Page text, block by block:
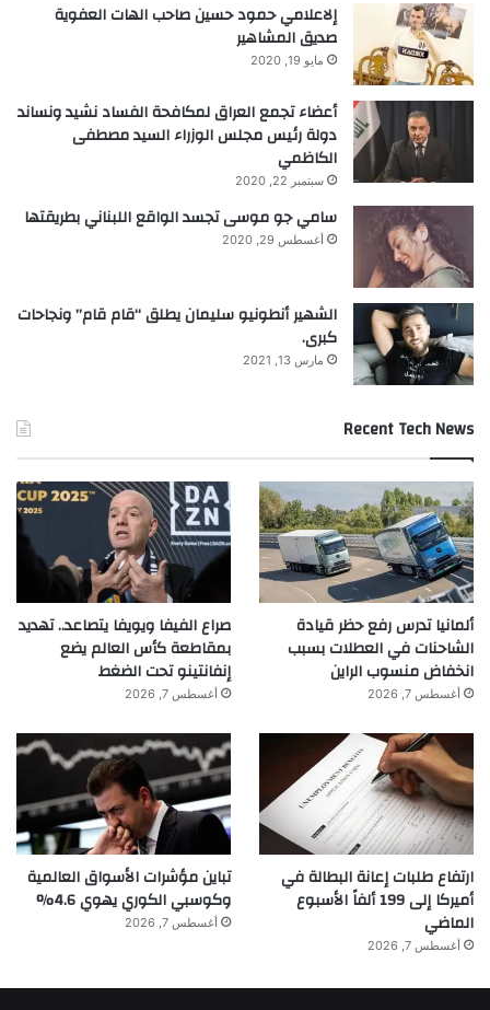
الكاتب: ahmadsh
تنويه من موقعنا
تم جلب هذا المحتوى بشكل آلي من المصدر:
yalebnan.org
.
الآراء والمعلومات الواردة في هذا المقال لا تعبر بالضرورة عن
رأي موقعنا والمسؤولية الكاملة تقع على عاتق المصدر
الأصلي.
ملاحظة:قد يتم استخدام الترجمة الآلية في بعض الأحيان لتوفير
هذا المحتوى.
khabar3ajeldubai.com — ترامب قرار الصين بشأن تايوان
إلاعلامي حمود حسين صاحب الهات العفوية
صديق المشاهير
مايو 19, 2020
أعضاء تجمع العراق لمكافحة الفساد نشيد ونساند
دولة رئيس مجلس الوزراء السيد مصطفى
الكاظمي
سبتمبر 22, 2020
سامي جو موسى تجسد الواقع اللبناني بطريقتها
أغسطس 29, 2020
الشهير أنطونيو سليمان يطلق “قام قام” ونجاحات
كبرى.
مارس 13, 2021
Recent Tech News
ألمانيا تدرس رفع حظر قيادة
الشاحنات في العطلات بسبب
انخفاض منسوب الراين
أغسطس 7, 2026
صراع الفيفا ويويفا يتصاعد.. تهديد
بمقاطعة كأس العالم يضع
إنفانتينو تحت الضغط
أغسطس 7, 2026
ارتفاع طلبات إعانة البطالة في
أميركا إلى 199 ألفاً الأسبوع
الماضي
أغسطس 7, 2026
تباين مؤشرات الأسواق العالمية
وكوسبي الكوري يهوي 4.6%
أغسطس 7, 2026